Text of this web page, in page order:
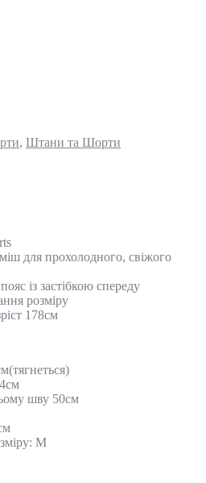
, Штани та Шорти
для прохолодного, свіжого
із застібкою спереду
розміру
178см
шву 50см
M